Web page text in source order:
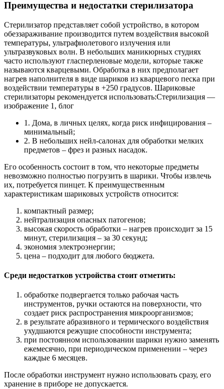
Преимущества и недостатки стерилизатора
Стерилизатор представляет собой устройство, в котором
обеззараживание производится путем воздействия высокой
температуры, ультрафиолетового излучения или
ультразвуковых волн. В небольших маникюрных студиях
часто используют гласперленовые модели, которые также
называются кварцевыми. Обработка в них предполагает
нагрев наполнителя в виде шариков из кварцевого песка при
воздействии температуры в +250 градусов. Шариковые
стерилизаторы рекомендуется использовать:Стерилизация —
изображение 1, блог
1. Дома, в личных целях, когда риск инфицирования –
минимальный;
2. В небольших нейл-салонах для обработки мелких
предметов – фрез и разных насадок.
Его особенность состоит в том, что некоторые предметы
невозможно полностью погрузить в шарики. Чтобы извлечь
их, потребуется пинцет. К преимущественным
характеристикам шариковых устройств относится:
компактный размер;
нейтрализация опасных патогенов;
высокая скорость обработки – нагрев происходит за 15
минут, стерилизация – за 30 секунд;
экономия электроэнергии;
цена – подходит для любого бюджета.
Среди недостатков устройства стоит отметить:
обработке подвергается только рабочая часть
инструментов, ручки остаются на поверхности, что
создает риск распространения микроорганизмов;
в результате абразивного и термического воздействия
ухудшаются режущие способности инструмента;
при постоянном использовании шарики нужно заменять
ежемесячно, при периодическом применении – через
каждые 6 месяцев.
После обработки инструмент нужно использовать сразу, его
хранение в приборе не допускается.